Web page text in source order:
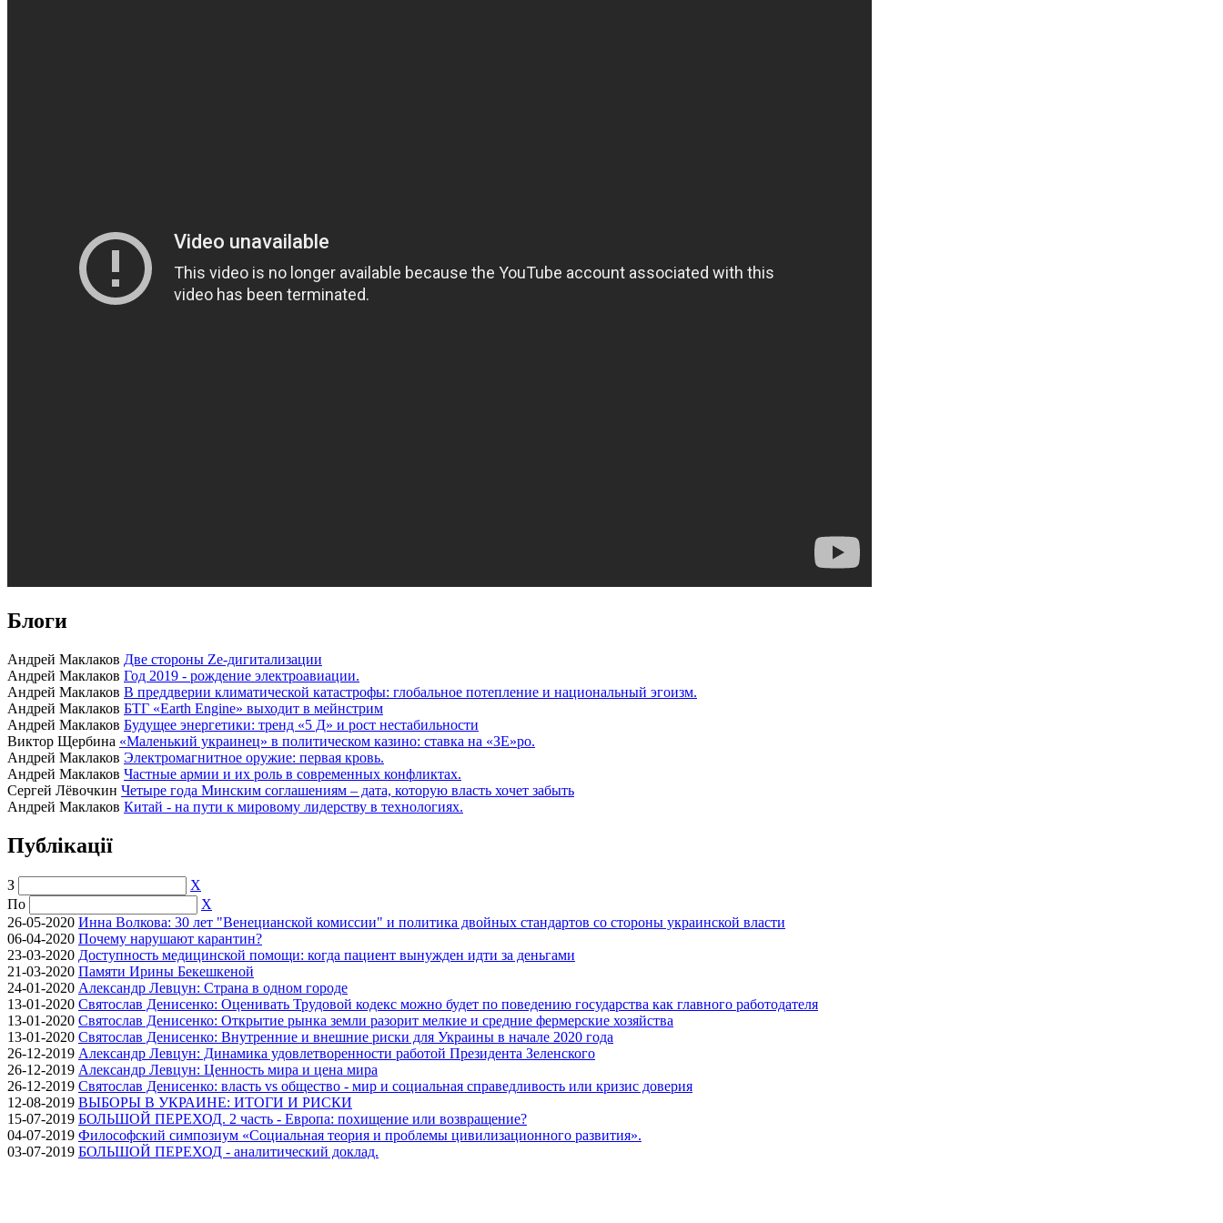
Блоги
Андрей Маклаков Две стороны Ze-дигитализации
Андрей Маклаков Год 2019 - рождение электроавиации.
Андрей Маклаков В преддверии климатической катастрофы: глобальное потепление и национальный эгоизм.
Андрей Маклаков БТГ «Earth Engine» выходит в мейнстрим
Андрей Маклаков Будущее энергетики: тренд «5 Д» и рост нестабильности
Виктор Щербина «Маленький украинец» в политическом казино: ставка на «ЗЕ»ро.
Андрей Маклаков Электромагнитное оружие: первая кровь.
Андрей Маклаков Частные армии и их роль в современных конфликтах.
Сергей Лёвочкин Четыре года Минским соглашениям – дата, которую власть хочет забыть
Андрей Маклаков Китай - на пути к мировому лидерству в технологиях.
Публікації
З
X
По
X
26-05-2020 Инна Волкова: 30 лет "Венецианской комиссии" и политика двойных стандартов со стороны украинской власти
06-04-2020 Почему нарушают карантин?
23-03-2020 Доступность медицинской помощи: когда пациент вынужден идти за деньгами
21-03-2020 Памяти Ирины Бекешкеной
24-01-2020 Александр Левцун: Страна в одном городе
13-01-2020 Святослав Денисенко: Оценивать Трудовой кодекс можно будет по поведению государства как главного работодателя
13-01-2020 Святослав Денисенко: Открытие рынка земли разорит мелкие и средние фермерские хозяйства
13-01-2020 Святослав Денисенко: Внутренние и внешние риски для Украины в начале 2020 года
26-12-2019 Александр Левцун: Динамика удовлетворенности работой Президента Зеленского
26-12-2019 Александр Левцун: Ценность мира и цена мира
26-12-2019 Святослав Денисенко: власть vs общество - мир и социальная справедливость или кризис доверия
12-08-2019 ВЫБОРЫ В УКРАИНЕ: ИТОГИ И РИСКИ
15-07-2019 БОЛЬШОЙ ПЕРЕХОД. 2 часть - Европа: похищение или возвращение?
04-07-2019 Философский симпозиум «Социальная теория и проблемы цивилизационного развития».
03-07-2019 БОЛЬШОЙ ПЕРЕХОД - аналитический доклад.